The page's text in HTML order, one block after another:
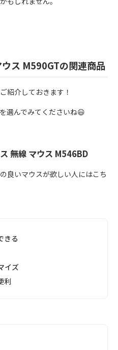
ス M590GTの関連商品
紹介しておきます！
選んでみてくださいね😃
無線 マウス M546BD
良いマウスが欲しい人にはこち
きる
イズ
利